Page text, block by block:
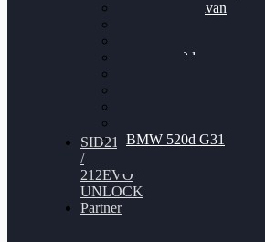
VW T6 Multivan
BMW 120d
BMW 520d G31
SID212
/
212EVO
UNLOCK
Partner